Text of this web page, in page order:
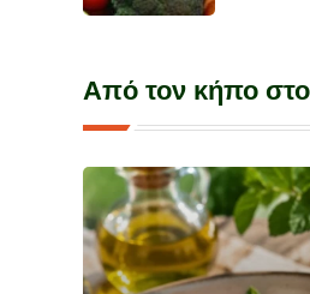
Από τον κήπο